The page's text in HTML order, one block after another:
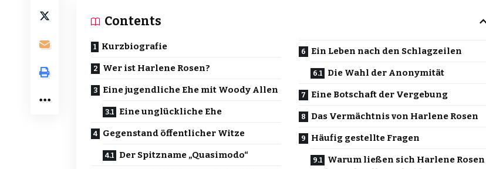
Contents
Kurzbiografie
Wer ist Harlene Rosen?
Eine jugendliche Ehe mit Woody Allen
Eine unglückliche Ehe
Gegenstand öffentlicher Witze
Der Spitzname „Quasimodo“
Ein Leben nach den Schlagzeilen
Die Wahl der Anonymität
Eine Botschaft der Vergebung
Das Vermächtnis von Harlene Rosen
Häufig gestellte Fragen
Warum ließen sich Harlene Rosen